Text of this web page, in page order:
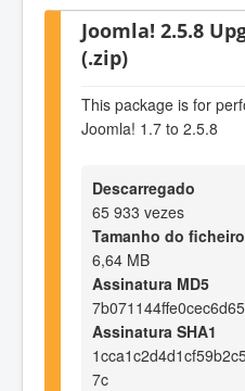
Joomla! 2.5.8
(.zip)
This package is for
Joomla! 1.7 to 2.5.8
Descarregado
65 933 vezes
Tamanho do ficheiro
6,64 MB
Assinatura MD5
Assinatura SHA1
7c